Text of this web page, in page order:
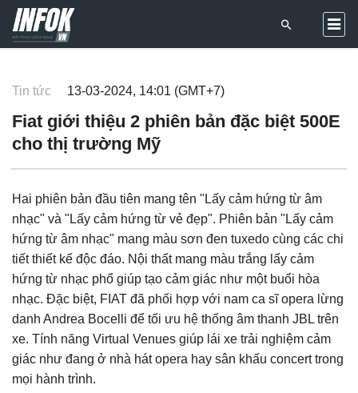
Tin tức 13-03-2024, 14:01 (GMT+7)
Fiat giới thiệu 2 phiên bản đặc biệt 500E
cho thị trường Mỹ
Hai phiên bản đầu tiên mang tên "Lấy cảm hứng từ âm
nhạc" và "Lấy cảm hứng từ vẻ đẹp". Phiên bản "Lấy cảm
hứng từ âm nhạc" mang màu sơn đen tuxedo cùng các chi
tiết thiết kế độc đáo. Nội thất mang màu trắng lấy cảm
hứng từ nhạc phổ giúp tạo cảm giác như một buổi hòa
nhạc. Đặc biệt, FIAT đã phối hợp với nam ca sĩ opera lừng
danh Andrea Bocelli để tối ưu hệ thống âm thanh JBL trên
xe. Tính năng Virtual Venues giúp lái xe trải nghiệm cảm
giác như đang ở nhà hát opera hay sân khấu concert trong
mọi hành trình.